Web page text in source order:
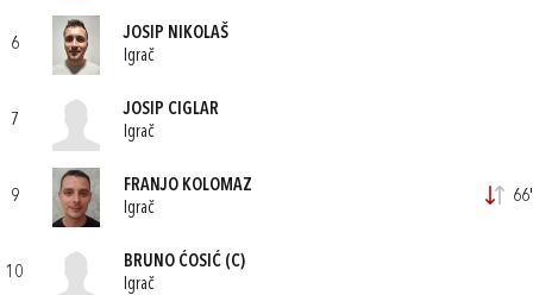
6
JOSIP NIKOLAŠ
Igrač
7
JOSIP CIGLAR
Igrač
9
FRANJO KOLOMAZ
Igrač
66'
10
BRUNO ĆOSIĆ (C)
Igrač